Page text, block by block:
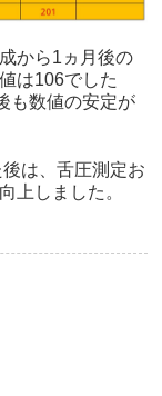
から1ヵ月後の
は106でした
も数値の安定が
は、舌圧測定お
上しました。